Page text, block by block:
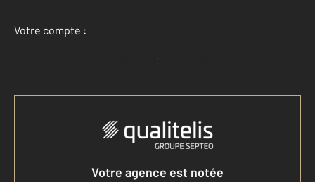
Votre compte :
Accéder à mon compte
Votre agence est notée